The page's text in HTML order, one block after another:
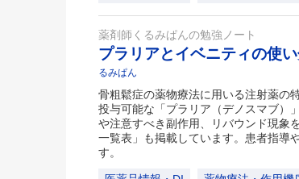
薬剤師くるみぱんの勉強ノート
プラリアとイベニティの使
るみぱん
骨粗鬆症の薬物療法に用いる注射薬の
投与可能な「プラリア（デノスマブ）
や注意すべき副作用、リバウンド現象
一覧表」も掲載しています。患者指導
す。